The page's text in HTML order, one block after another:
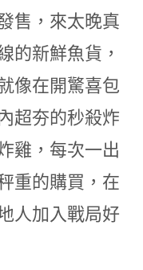
售，來太晚真
的新鮮魚貨，
像在開驚喜包
超夯的秒殺炸
雞，每次一出
重的購買，在
人加入戰局好